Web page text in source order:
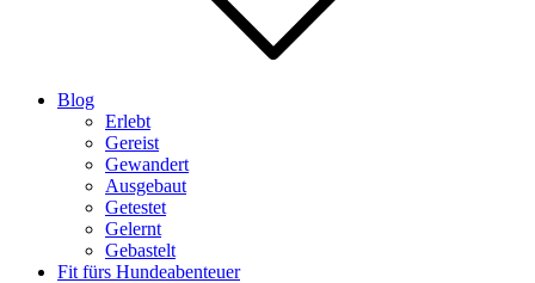
Blog
Erlebt
Gereist
Gewandert
Ausgebaut
Getestet
Gelernt
Gebastelt
Fit fürs Hundeabenteuer